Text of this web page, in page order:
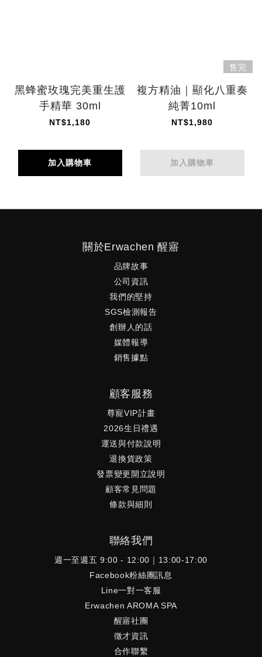
黑蜂蜜玫瑰完美重生護
手精華 30ml
NT$1,180
加入購物車
售完
複方精油｜顯化八重奏
純菁10ml
NT$1,980
加入購物車
關於Erwachen 醒寤
品牌故事
公司資訊
我們的堅持
SGS檢測報告
創辦人的話
媒體報導
銷售據點
顧客服務
尊寵VIP計畫
2026生日禮遇
運送與付款說明
退換貨政策
發票變更開立說明
顧客常見問題
條款與細則
聯絡我們
週一至週五 9:00 - 12:00｜13:00-17:00
Facebook粉絲團訊息
Line一對一客服
Erwachen AROMA SPA
醒寤社團
徵才資訊
合作聯繫